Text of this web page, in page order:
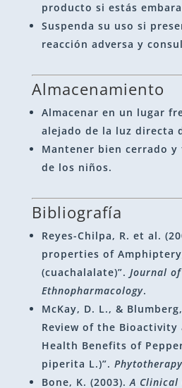
producto si estás
Suspenda su uso si
reacción adversa y
Almacenamiento
Almacenar en un lugar
alejado de la luz directa
Mantener bien cerrado y
de los niños.
Bibliografía
Reyes-Chilpa, R. et al.
properties of
(cuachalalate)”. Journal of
Ethnopharmacology.
McKay, D. L., &
Review of the Bioactivity
Health Benefits of
piperita L.)”.
Bone, K. (2003).A Clinical